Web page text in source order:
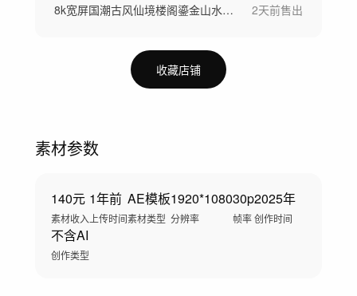
8k宽屏国潮古风仙境楼阁鎏金山水仙鹤背景 2天前售出
收藏店铺
素材参数
140元
素材收入
1年前
上传时间
AE模板
素材类型
1920*1080
分辨率
30p
帧率
2025年
创作时间
不含AI
创作类型